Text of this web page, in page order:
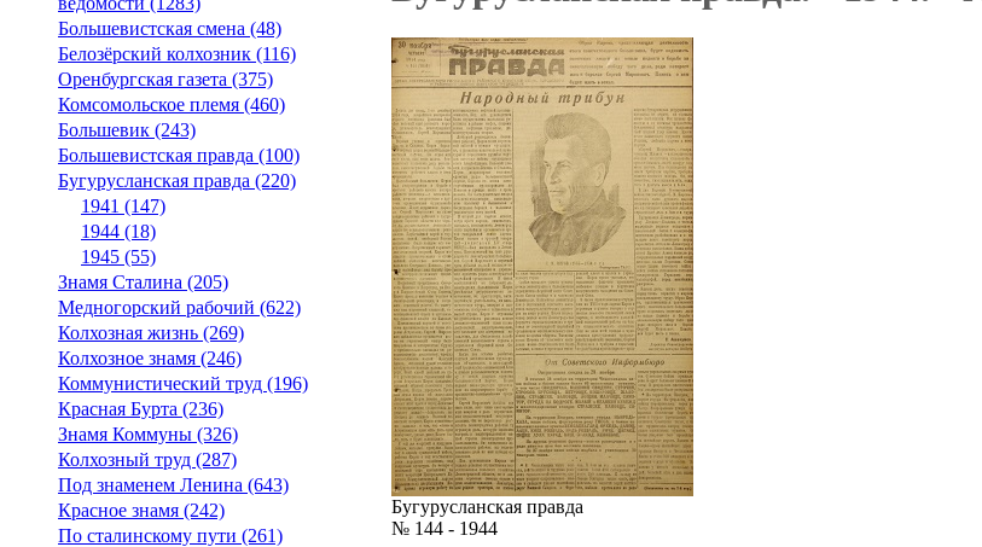
Большевистская смена (48)
Белозёрский колхозник (116)
Оренбургская газета (375)
Комсомольское племя (460)
Большевик (243)
Большевистская правда (100)
Бугурусланская правда (220)
1941 (147)
1944 (18)
1945 (55)
Знамя Сталина (205)
Медногорский рабочий (622)
Колхозная жизнь (269)
Колхозное знамя (246)
Коммунистический труд (196)
Красная Бурта (236)
Знамя Коммуны (326)
Колхозный труд (287)
Под знаменем Ленина (643)
Красное знамя (242)
По сталинскому пути (261)
Бугурусланская правда
№ 144 - 1944